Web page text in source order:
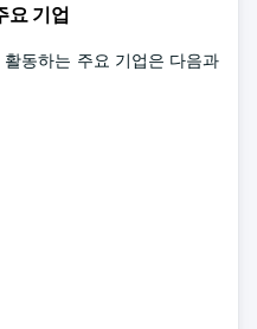
요 기업
동하는 주요 기업은 다음과